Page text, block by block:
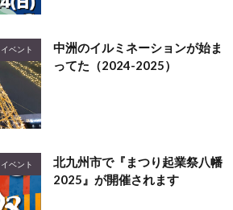
イベント
中洲のイルミネーションが始ま
ってた（2024-2025）
イベント
北九州市で『まつり起業祭八幡
2025』が開催されます